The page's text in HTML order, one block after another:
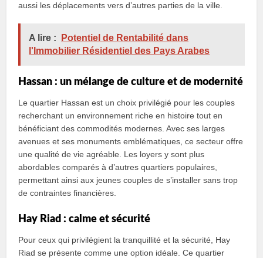
aussi les déplacements vers d’autres parties de la ville.
A lire :
Potentiel de Rentabilité dans
l'Immobilier Résidentiel des Pays Arabes
Hassan : un mélange de culture et de modernité
Le quartier Hassan est un choix privilégié pour les couples
recherchant un environnement riche en histoire tout en
bénéficiant des commodités modernes. Avec ses larges
avenues et ses monuments emblématiques, ce secteur offre
une qualité de vie agréable. Les loyers y sont plus
abordables comparés à d’autres quartiers populaires,
permettant ainsi aux jeunes couples de s’installer sans trop
de contraintes financières.
Hay Riad : calme et sécurité
Pour ceux qui privilégient la tranquillité et la sécurité, Hay
Riad se présente comme une option idéale. Ce quartier